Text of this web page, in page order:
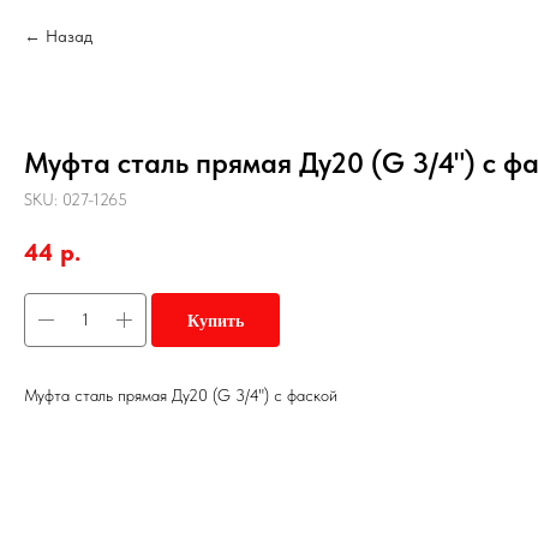
Назад
Муфта сталь прямая Ду20 (G 3/4") с
SKU: 027-1265
44 р.
Купить
Муфта сталь прямая Ду20 (G 3/4") с фаской